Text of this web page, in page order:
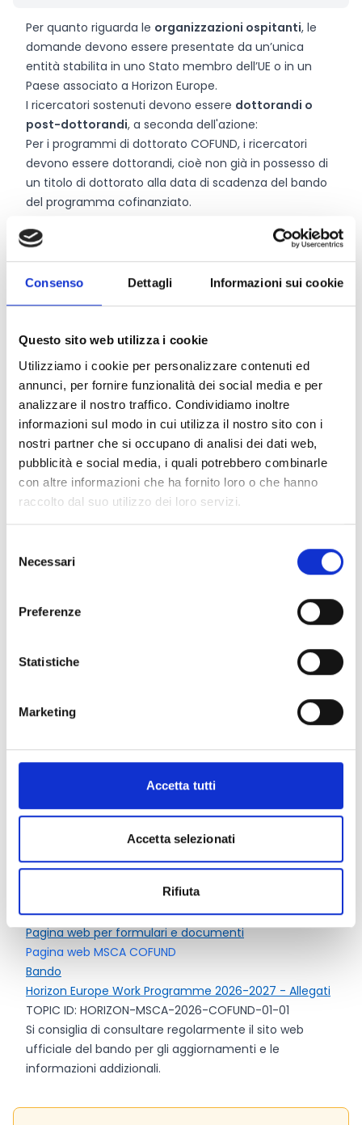
Consenso Dettagli Informazioni sui cookie
Questo sito web utilizza i cookie
Utilizziamo i cookie per personalizzare contenuti ed
annunci, per fornire funzionalità dei social media e per
analizzare il nostro traffico. Condividiamo inoltre
informazioni sul modo in cui utilizza il nostro sito con i
nostri partner che si occupano di analisi dei dati web,
pubblicità e social media, i quali potrebbero combinarle
con altre informazioni che ha fornito loro o che hanno
raccolto dal suo utilizzo dei loro servizi.
delNecessari
Preferenze
Statistiche
Marketing
Accetta tutti
Accetta selezionati
Rifiuta
Per quanto riguarda le organizzazioni ospitanti, le
domande devono essere presentate da un’unica
entità stabilita in uno Stato membro dell’UE o in un
Paese associato a Horizon Europe.
I ricercatori sostenuti devono essere dottorandi o
post-dottorandi, a seconda dell'azione:
Per i programmi di dottorato COFUND, i ricercatori
devono essere dottorandi, cioè non già in possesso di
un titolo di dottorato alla data di scadenza del bando
del programma cofinanziato.
devono essere in possesso di un titolo di dottorato alla
data di scadenza del bando del programma
cofinanziato. Anche i ricercatori che hanno difeso con
saranno considerati ricercatori post-dottorato e
potranno presentare domanda.
I ricercatori reclutati possono essere
di qualsiasi
nazionalità
e non devono aver risieduto né svolto la
loro attività principale (lavoro, studi, ecc.) nel Paese
del beneficiario che recluta o del partner di attuazione
per più di 12 mesi nei 36 mesi immediatamente
precedenti la scadenza del bando del programma
cofinanziato.
105.460.000 Euro
La quota di cofinanziamento dell’azione TMA è pari al
100%.
beneficiario per ciascun bando. Qualora un
richiedente presenti due o più proposte finanziate
nell’ambito dello stesso bando, il richiedente sarà
tenuto a decidere quali di tali proposte attuare
condizioni specifiche per MSCA COFUND a pag. 93
del Work Programme.
Pagina web per formulari e documenti
Pagina web MSCA COFUND
Bando
Horizon Europe Work Programme 2026-2027 - Allegati
TOPIC ID: HORIZON-MSCA-2026-COFUND-01-01
Si consiglia di consultare regolarmente il sito web
ufficiale del bando per gli aggiornamenti e le
informazioni addizionali.